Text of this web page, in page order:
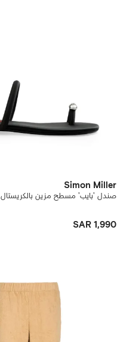
Simon Miller
صندل 'بايب' مسطح مزين بالكريستال
SAR 1,990